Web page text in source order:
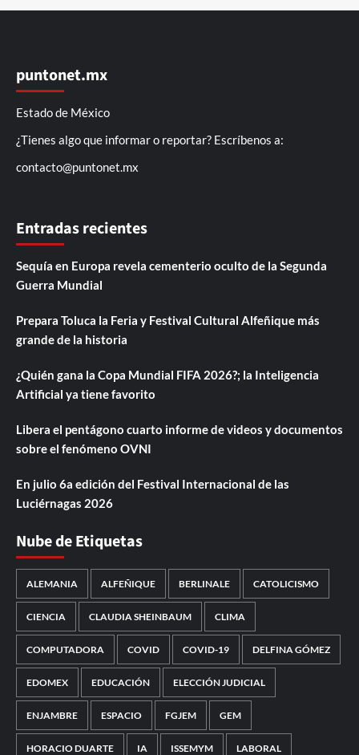
puntonet.mx
Estado de México
¿Tienes algo que informar o reportar? Escríbenos a:
contacto@puntonet.mx
Entradas recientes
Sequía en Europa revela cementerio oculto de la Segunda
Guerra Mundial
Prepara Toluca la Feria y Festival Cultural Alfeñique más
grande de la historia
¿Quién gana la Copa Mundial FIFA 2026?; la Inteligencia
Artificial ya tiene favorito
Libera el pentágono cuarto informe de videos y documentos
sobre el fenómeno OVNI
En julio 6a edición del Festival Internacional de las
Luciérnagas 2026
Nube de Etiquetas
ALEMANIA ALFEÑIQUE BERLINALE CATOLICISMO
CIENCIA CLAUDIA SHEINBAUM CLIMA
COMPUTADORA COVID COVID-19 DELFINA GÓMEZ
EDOMEX EDUCACIÓN ELECCIÓN JUDICIAL
ENJAMBRE ESPACIO FGJEM GEM
HORACIO DUARTE IA ISSEMYM LABORAL